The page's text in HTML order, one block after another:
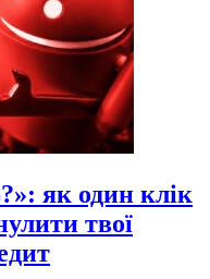
як один клік
твої